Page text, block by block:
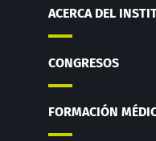
ACERCA DEL
CONGRESOS
FORMACIÓN